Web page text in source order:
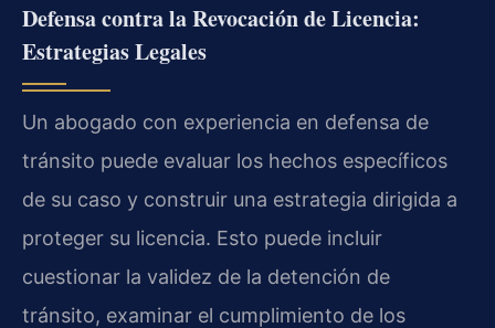
Defensa contra la Revocación de Licencia:
Estrategias Legales
Un abogado con experiencia en defensa de
tránsito puede evaluar los hechos específicos
de su caso y construir una estrategia dirigida a
proteger su licencia. Esto puede incluir
cuestionar la validez de la detención de
tránsito, examinar el cumplimiento de los